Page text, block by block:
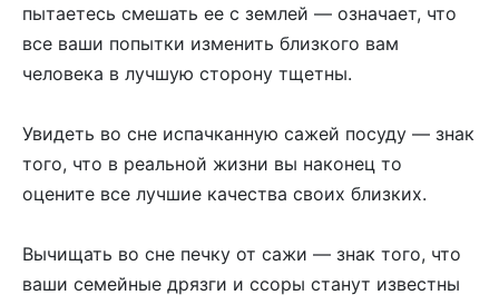
пытаетесь смешать ее с землей — означает, что
все ваши попытки изменить близкого вам
человека в лучшую сторону тщетны.
Увидеть во сне испачканную сажей посуду — знак
того, что в реальной жизни вы наконец то
оцените все лучшие качества своих близких.
Вычищать во сне печку от сажи — знак того, что
ваши семейные дрязги и ссоры станут известны